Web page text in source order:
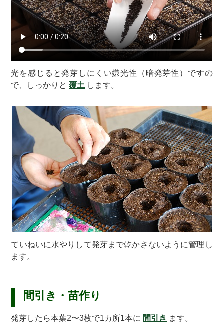
光を感じると発芽しにくい嫌光性（暗発芽性）ですの
で、しっかりと 覆土 します。
ていねいに水やりして発芽まで乾かさないように管理し
ます。
間引き・苗作り
発芽したら本葉2〜3枚で1カ所1本に 間引き ます。
【】